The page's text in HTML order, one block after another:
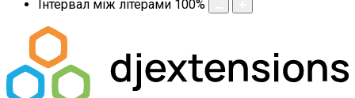
Інтервал між літерами 100%